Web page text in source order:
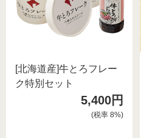
カスタマーハラスメントに
[北海道産]牛とろフレー
ク特別セット
5,400円
(税率8%)